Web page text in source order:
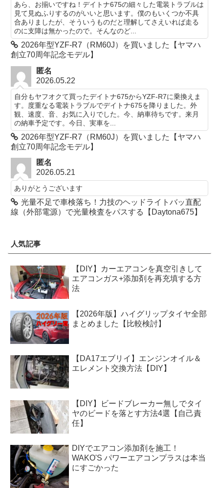
あら、お揃いですね！デイトナ675の細々した電装トラブルは
見て見ぬふりするのがいいと思います。僕のもいくつか不具
合ありましたが、そういうものだと理解してさえいれば走る
のに支障は無かったので。そんなのど...
2026年型YZF-R7（RM60J）を買いました【ヤマハ
創立70周年記念モデル】
匿名
2026.05.22
自分もヤフオクて買ったデイトナ675からYZF-R7に乗換えま
す。度重なる電装トラブルでデイトナ675を降りました。外
観、速度、音、お気に入りでした。今、納車待ちです。来月
の納車予定です。今日、実車を...
2026年型YZF-R7（RM60J）を買いました【ヤマハ
創立70周年記念モデル】
匿名
2026.05.21
ありがとうございます
光量不足で車検落ち！力技のヘッドライトバッ直配
線（外部電源）で光量検査をパスする【Daytona675】
人気記事
【DIY】カーエアコンを真空引きして
エアコンガス+添加剤を再充填する方
法
【2026年版】ハイグリップタイヤ全部
まとめました【比較検討】
【DA17エブリイ】エンジンオイル＆
エレメント交換方法【DIY】
【DIY】ビードブレーカー無しでタイ
ヤのビードを落とす方法4選【自己責
任】
DIYでエアコン添加剤を施工！
WAKO'S パワーエアコンプラスは本当
にすごかった